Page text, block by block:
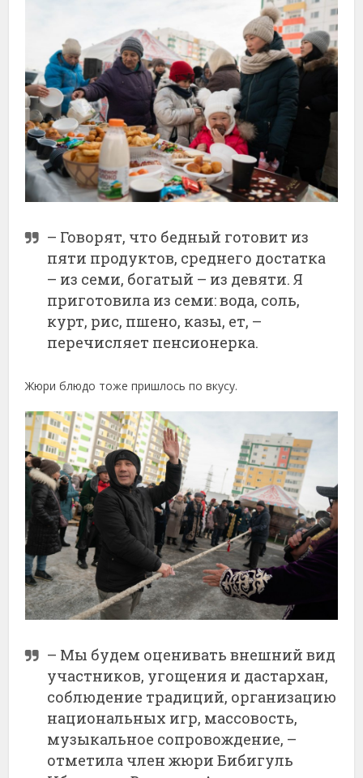
– Говорят, что бедный готовит из
пяти продуктов, среднего достатка
– из семи, богатый – из девяти. Я
приготовила из семи: вода, соль,
курт, рис, пшено, казы, ет, –
перечисляет пенсионерка.
Жюри блюдо тоже пришлось по вкусу.
– Мы будем оценивать внешний вид
участников, угощения и дастархан,
соблюдение традиций, организацию
национальных игр, массовость,
музыкальное сопровождение, –
отметила член жюри Бибигуль